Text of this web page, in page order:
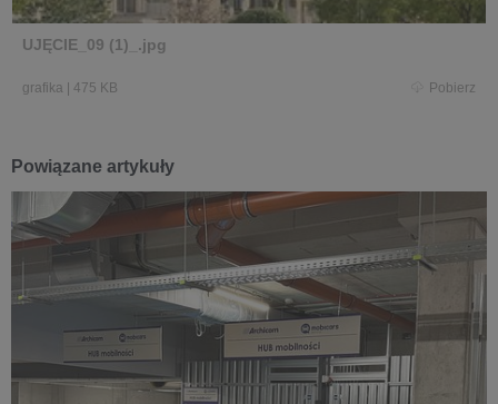
UJĘCIE_09 (1)_.jpg
grafika | 475 KB Pobierz
Powiązane artykuły